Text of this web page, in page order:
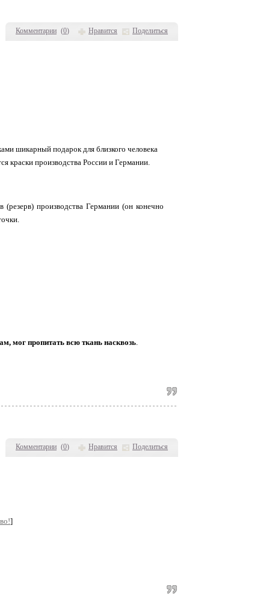
Комментарии (0) Нравится Поделиться
Комментарии (0) Нравится Поделиться
шикарный подарок для близкого человека
краски производства России и Германии.
производства Германии (он конечно
мог пропитать всю ткань насквозь.
]